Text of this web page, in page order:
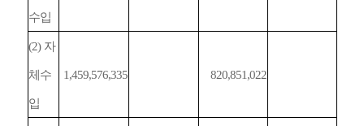
수입
(2) 자
체수
입
1,459,576,335 820,851,022